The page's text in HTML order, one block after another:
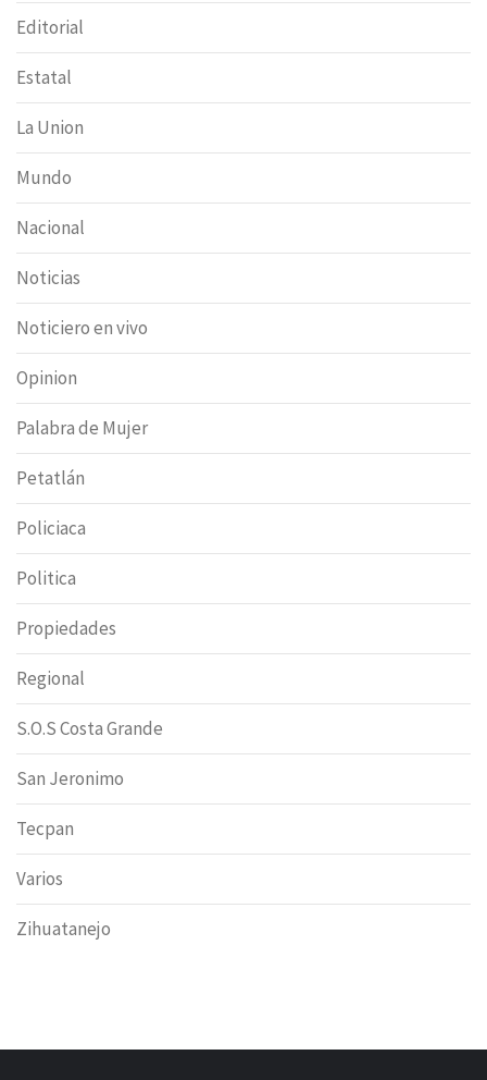
Editorial
Estatal
La Union
Mundo
Nacional
Noticias
Noticiero en vivo
Opinion
Palabra de Mujer
Petatlán
Policiaca
Politica
Propiedades
Regional
S.O.S Costa Grande
San Jeronimo
Tecpan
Varios
Zihuatanejo